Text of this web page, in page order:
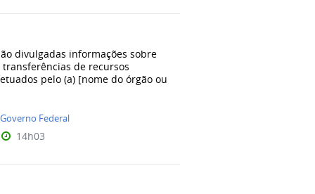
divulgadas informações sobre
transferências de recursos
pelo (a) [nome do órgão ou
Governo Federal
14h03